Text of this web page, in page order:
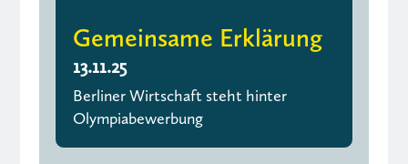
Gemeinsame Erklärung
13.11.25
Berliner Wirtschaft steht hinter
Olympiabewerbung